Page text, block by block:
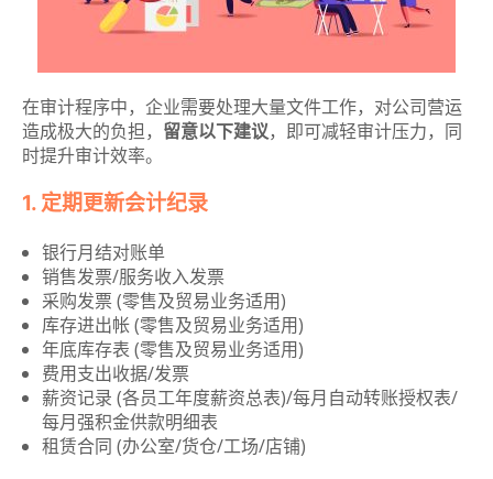
在审计程序中，企业需要处理大量文件工作，对公司营运
造成极大的负担， 留意以下建议，即可减轻审计压力，同
时提升审计效率。
1. 定期更新会计纪录
银行月结对账单
销售发票/服务收入发票
采购发票 (零售及贸易业务适用)
库存进出帐 (零售及贸易业务适用)
年底库存表 (零售及贸易业务适用)
费用支出收据/发票
薪资记录 (各员工年度薪资总表)/每月自动转账授权表/
每月强积金供款明细表
租赁合同 (办公室/货仓/工场/店铺)